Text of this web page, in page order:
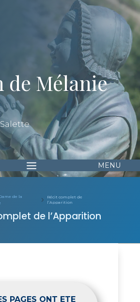
de Mélanie
de la
5
Récit complet de
l’Apparition
de l’Apparition
PAGES ONT ETE